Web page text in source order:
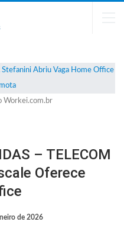
Workei.com.br
– TELECOM
Oferece
de 2026